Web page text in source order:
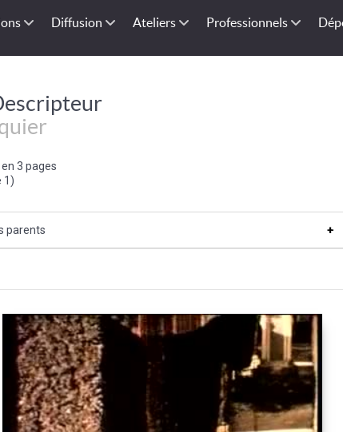
Diffusion Ateliers Professionnels
3 pages
1)
parents
|Europe